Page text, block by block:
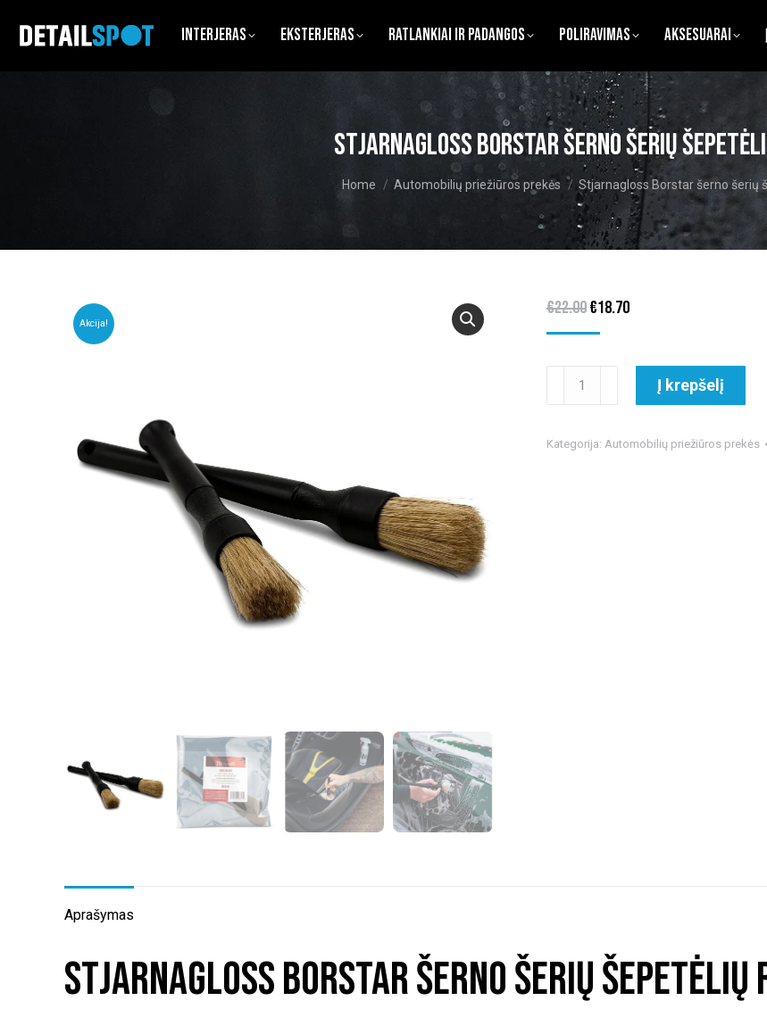
Interjeras Eksterjeras Ratlankiai ir Padangos Poliravimas Aksesuarai
Stjarnagloss Borstar šerno šerių
You are here:
Home Automobilių priežiūros prekės Stjarnagloss Borstar šerno šerių
Akcija!
€22.00Original
price
was:
€18.70Current
is:
€18.70.
produkto
Borstar
Į krepšelį
Kategorija: Automobilių priežiūros prekės
Aprašymas
Stjarnagloss Borstar šerno šerių šepetėlių